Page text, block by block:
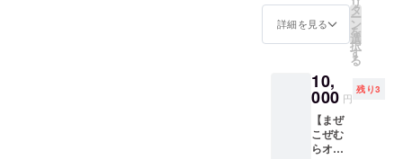
につけ
てさり
を表現
してく
ださ
い。 ■
ピン
バッジ
場に関
係な
く、す
べての
然に混
ざり合
えるよ
うに活
動して
いる
詳細を見る
タ
ー
ン
を
選
択
す
る
10,
000 円
残り3
【まぜ
こぜむ
らオリ